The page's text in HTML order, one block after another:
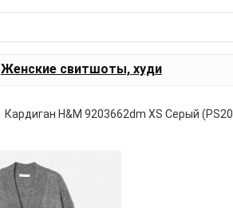
Женские свитшоты, худи
Кардиган H&M 9203662dm XS Серый